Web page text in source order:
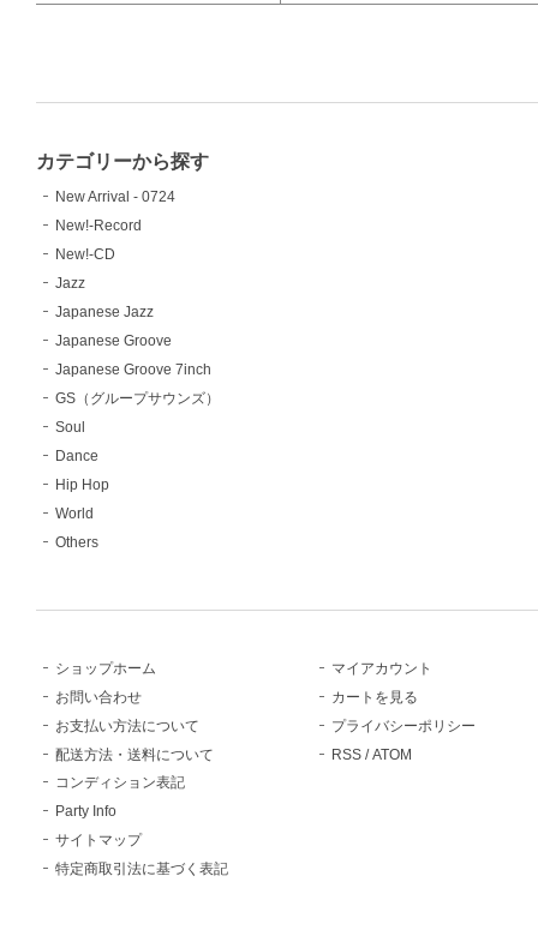
カテゴリーから探す
New Arrival - 0724
New!-Record
New!-CD
Jazz
Japanese Jazz
Japanese Groove
Japanese Groove 7inch
GS（グループサウンズ）
Soul
Dance
Hip Hop
World
Others
ショップホーム
お問い合わせ
お支払い方法について
配送方法・送料について
コンディション表記
Party Info
サイトマップ
特定商取引法に基づく表記
マイアカウント
カートを見る
プライバシーポリシー
RSS /ATOM